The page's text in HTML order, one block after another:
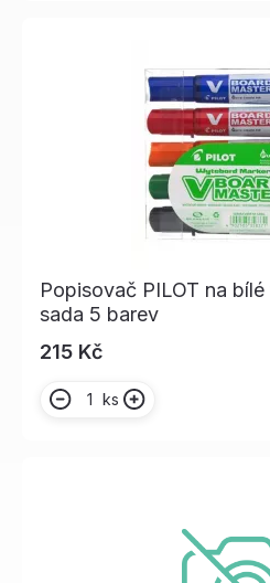
Popisovač PILOT na
sada 5 barev
215 Kč
ks